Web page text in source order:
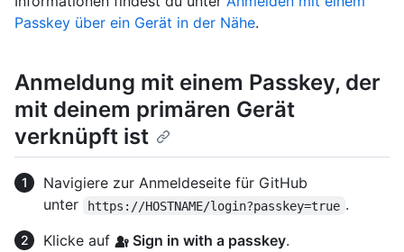
Passkey über ein Gerät in der Nähe.
Anmeldung mit einem Passkey, der
mit deinem primären Gerät
verknüpft ist
Navigiere zur Anmeldeseite für GitHub
unter
https://HOSTNAME/login?passkey=true .
Klicke auf
Sign in with a passkey.